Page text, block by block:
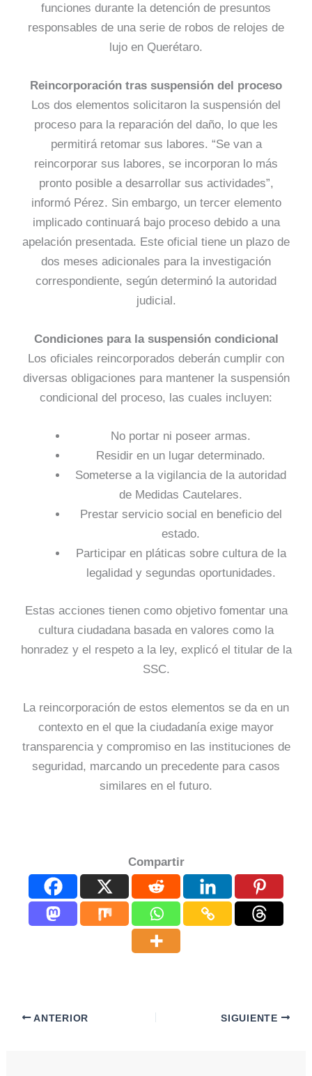
funciones durante la detención de presuntos
responsables de una serie de robos de relojes de
lujo en Querétaro.
Reincorporación tras suspensión del proceso
Los dos elementos solicitaron la suspensión del
proceso para la reparación del daño, lo que les
permitirá retomar sus labores. “Se van a
reincorporar sus labores, se incorporan lo más
pronto posible a desarrollar sus actividades”,
informó Pérez. Sin embargo, un tercer elemento
implicado continuará bajo proceso debido a una
apelación presentada. Este oficial tiene un plazo de
dos meses adicionales para la investigación
correspondiente, según determinó la autoridad
judicial.
Condiciones para la suspensión condicional
Los oficiales reincorporados deberán cumplir con
diversas obligaciones para mantener la suspensión
condicional del proceso, las cuales incluyen:
No portar ni poseer armas.
Residir en un lugar determinado.
Someterse a la vigilancia de la autoridad
de Medidas Cautelares.
Prestar servicio social en beneficio del
estado.
Participar en pláticas sobre cultura de la
legalidad y segundas oportunidades.
Estas acciones tienen como objetivo fomentar una
cultura ciudadana basada en valores como la
honradez y el respeto a la ley, explicó el titular de la
SSC.
La reincorporación de estos elementos se da en un
contexto en el que la ciudadanía exige mayor
transparencia y compromiso en las instituciones de
seguridad, marcando un precedente para casos
similares en el futuro.
Compartir
ANTERIOR SIGUIENTE